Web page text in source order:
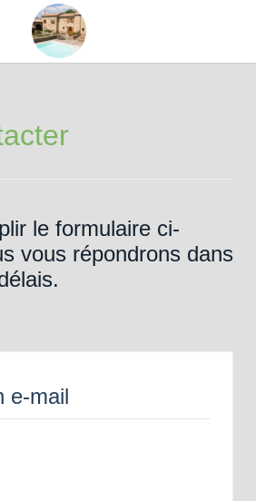
le formulaire ci-
vous répondrons dans
e-mail